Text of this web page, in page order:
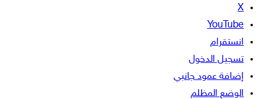
‫X
‫YouTube
انستقرام
تسجيل الدخول
إضافة عمود جانبي
الوضع المظلم